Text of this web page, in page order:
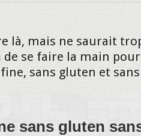
là, mais ne saurait
se faire la main
sans gluten et
sans gluten